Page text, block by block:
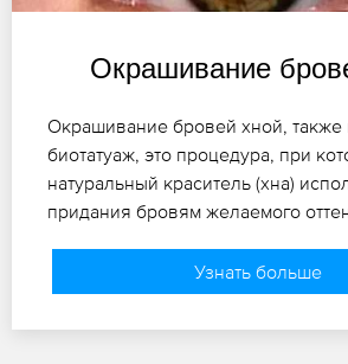
Окрашивание
Окрашивание бровей хной, также
биотатуаж, это процедура, при
натуральный краситель (хна)
придания бровям желаемого
Узнать больше